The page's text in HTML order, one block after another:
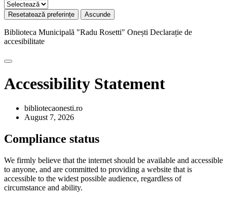
Resetatează preferințe Ascunde
Biblioteca Municipală "Radu Rosetti" Onești Declarație de
accesibilitate
Accessibility Statement
bibliotecaonesti.ro
August 7, 2026
Compliance status
We firmly believe that the internet should be available and accessible
to anyone, and are committed to providing a website that is
accessible to the widest possible audience, regardless of
circumstance and ability.